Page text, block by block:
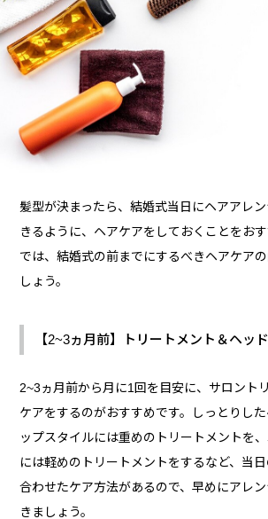
髪型が決まったら、結婚式当日にヘアアレ
きるように、ヘアケアをしておくことをお
では、結婚式の前までにするべきヘアケア
しょう。
【2~3ヵ月前】トリートメント＆ヘッ
2~3ヵ月前から月に1回を目安に、サロント
ケアをするのがおすすめです。しっとりし
ップスタイルには重めのトリートメントを
には軽めのトリートメントをするなど、当
合わせたケア方法があるので、早めにアレ
きましょう。